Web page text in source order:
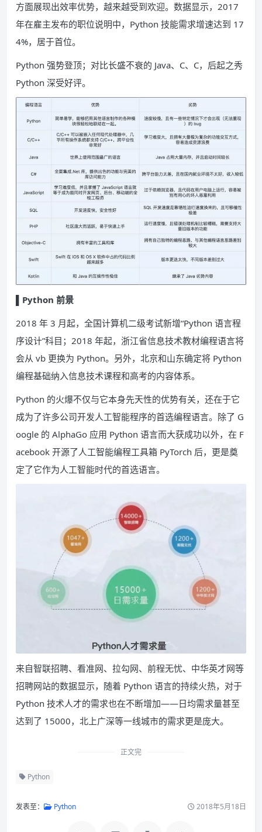
方面展现出效率优势，越来越受到欢迎。数据显示，2017
年在雇主发布的职位说明中，Python 技能需求增速达到 17
4%，居于首位。
Python 强势登顶；对比长盛不衰的 Java、C、C，后起之秀
Python 深受好评。
Python 前景
2018 年 3 月起，全国计算机二级考试新增“Python 语言程
序设计”科目；2018 年起，浙江省信息技术教材编程语言将
会从 vb 更换为 Python。另外，北京和山东确定将 Python
编程基础纳入信息技术课程和高考的内容体系。
Python 的火爆不仅与它本身先天性的优势有关，还在于它
成为了许多公司开发人工智能程序的首选编程语言。除了 G
oogle 的 AlphaGo 应用 Python 语言而大获成功以外，在 F
acebook 开源了人工智能编程工具箱 PyTorch 后，更是奠
定了它作为人工智能时代的首选语言。
来自智联招聘、看准网、拉勾网、前程无忧、中华英才网等
招聘网站的数据显示，随着 Python 语言的持续火热，对于
Python 技术人才的需求也在不断增加——日均需求量甚至
达到了 15000，北上广深等一线城市的需求更是庞大。
正文完
Python
发表至： Python 2018年5月18日